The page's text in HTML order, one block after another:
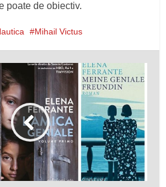
poate de obiectiv.
Mihail Victus